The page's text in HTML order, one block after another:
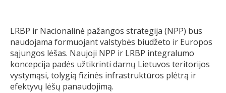
LRBP ir Nacionalinė pažangos strategija (NPP) bus
naudojama formuojant valstybės biudžeto ir Europos
sąjungos lėšas. Naujoji NPP ir LRBP integralumo
koncepcija padės užtikrinti darnų Lietuvos teritorijos
vystymąsi, tolygią fizinės infrastruktūros plėtrą ir
efektyvų lėšų panaudojimą.